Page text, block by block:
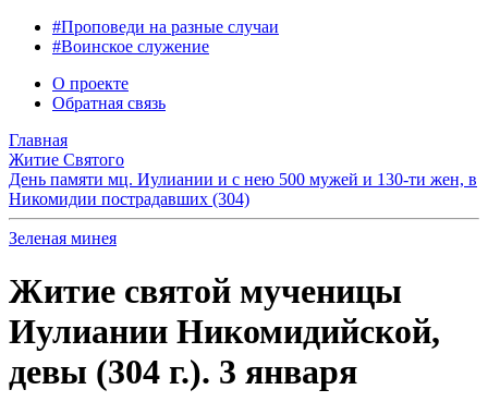
#Проповеди на разные случаи
#Воинское служение
О проекте
Обратная связь
Главная
Житие Святого
День памяти мц. Иулиании и с нею 500 мужей и 130-ти жен, в
Никомидии пострадавших (304)
Зеленая минея
Житие святой мученицы
Иулиании Никомидийской,
девы (304 г.). 3 января